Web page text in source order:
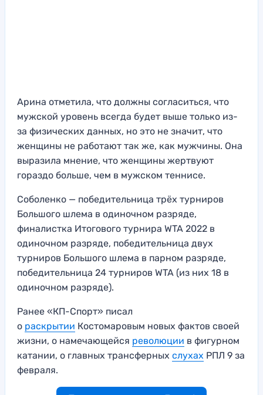
Арина отметила, что должны согласиться, что
мужской уровень всегда будет выше только из-
за физических данных, но это не значит, что
женщины не работают так же, как мужчины. Она
выразила мнение, что женщины жертвуют
гораздо больше, чем в мужском теннисе.
Соболенко — победительница трёх турниров
Большого шлема в одиночном разряде,
финалистка Итогового турнира WTA 2022 в
одиночном разряде, победительница двух
турниров Большого шлема в парном разряде,
победительница 24 турниров WTA (из них 18 в
одиночном разряде).
Ранее «КП-Спорт» писал
о раскрытии Костомаровым новых фактов своей
жизни, о намечающейся революции в фигурном
катании, о главных трансферных слухах РПЛ 9 за
февраля.